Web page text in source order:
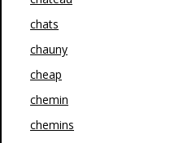
chats
chauny
cheap
chemin
chemins